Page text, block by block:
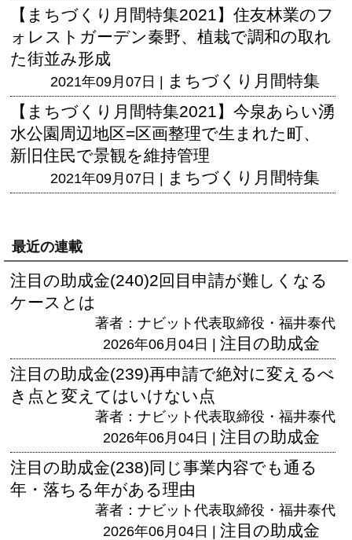
【まちづくり月間特集2021】住友林業のフ
ォレストガーデン秦野、植栽で調和の取れ
た街並み形成
2021年09月07日 | まちづくり月間特集
【まちづくり月間特集2021】今泉あらい湧
水公園周辺地区=区画整理で生まれた町、
新旧住民で景観を維持管理
2021年09月07日 | まちづくり月間特集
最近の連載
注目の助成金(240)2回目申請が難しくなる
ケースとは
著者：ナビット代表取締役・福井泰代
2026年06月04日 | 注目の助成金
注目の助成金(239)再申請で絶対に変えるべ
き点と変えてはいけない点
著者：ナビット代表取締役・福井泰代
2026年06月04日 | 注目の助成金
注目の助成金(238)同じ事業内容でも通る
年・落ちる年がある理由
著者：ナビット代表取締役・福井泰代
2026年06月04日 | 注目の助成金